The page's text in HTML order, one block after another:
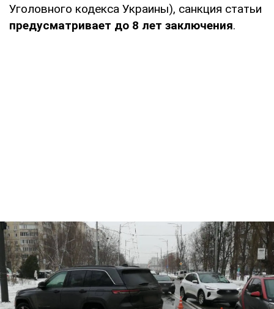
Уголовного кодекса Украины), санкция статьи
предусматривает до 8 лет заключения.